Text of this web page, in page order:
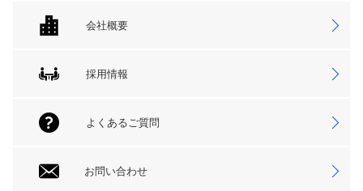
会社概要
採用情報
よくあるご質問
お問い合わせ